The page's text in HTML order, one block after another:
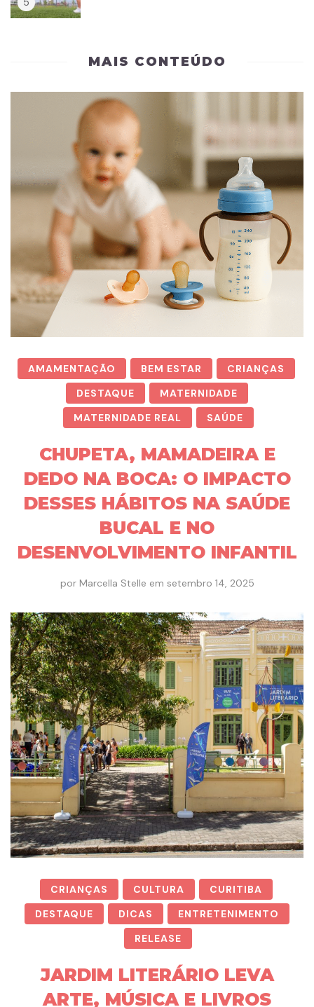
MAIS CONTEÚDO
AMAMENTAÇÃO BEM ESTAR
CRIANÇAS
DESTAQUE
MATERNIDADE
MATERNIDADE REAL
SAÚDE
CHUPETA, MAMADEIRA E
DEDO NA BOCA: O IMPACTO
DESSES HÁBITOS NA SAÚDE
BUCAL E NO
DESENVOLVIMENTO INFANTIL
por Marcella Stelle em setembro 14, 2025
CRIANÇAS CULTURA
CURITIBA
DESTAQUE
DICAS
ENTRETENIMENTO
RELEASE
JARDIM LITERÁRIO LEVA
ARTE, MÚSICA E LIVROS